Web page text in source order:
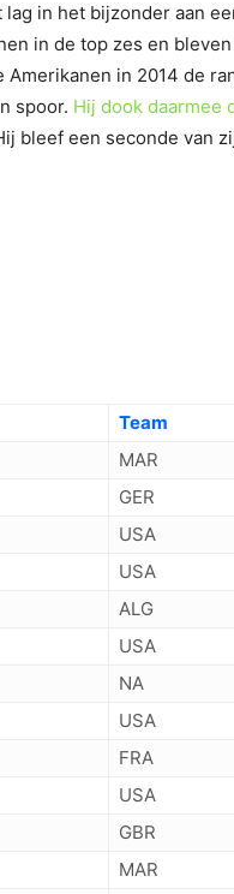
in het bijzonder aan
in de top zes en
in 2014 de
spoor. Hij dook daarmee
bleef een seconde van
Team
MAR
GER
USA
USA
ALG
USA
NA
USA
FRA
USA
GBR
MAR